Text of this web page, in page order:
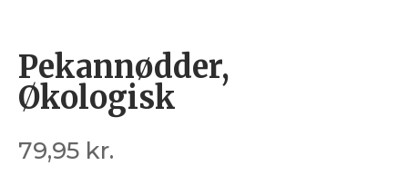
Pekannødder,
Økologisk
79,95 kr.